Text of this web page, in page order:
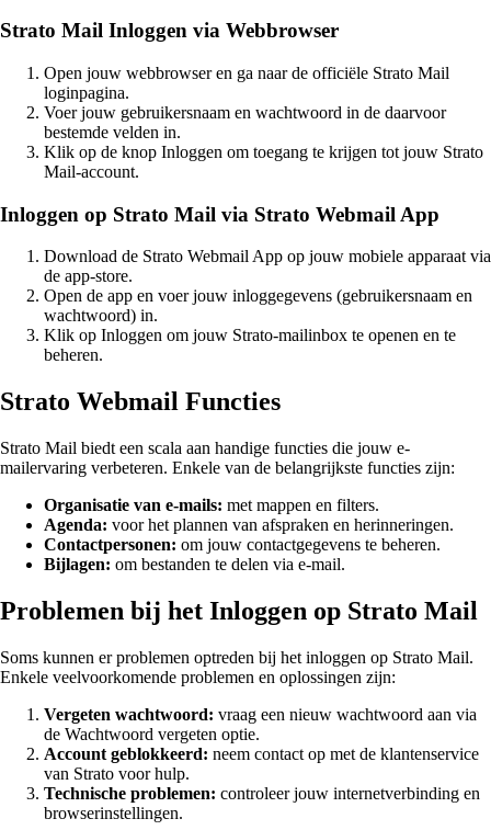
Strato Mail Inloggen via Webbrowser
Open jouw webbrowser en ga naar de officiële Strato Mail
loginpagina.
Voer jouw gebruikersnaam en wachtwoord in de daarvoor
bestemde velden in.
Klik op de knop Inloggen om toegang te krijgen tot jouw Strato
Mail-account.
Inloggen op Strato Mail via Strato Webmail App
Download de Strato Webmail App op jouw mobiele apparaat via
de app-store.
Open de app en voer jouw inloggegevens (gebruikersnaam en
wachtwoord) in.
Klik op Inloggen om jouw Strato-mailinbox te openen en te
beheren.
Strato Webmail Functies
Strato Mail biedt een scala aan handige functies die jouw e-
mailervaring verbeteren. Enkele van de belangrijkste functies zijn:
Organisatie van e-mails: met mappen en filters.
Agenda: voor het plannen van afspraken en herinneringen.
Contactpersonen: om jouw contactgegevens te beheren.
Bijlagen: om bestanden te delen via e-mail.
Problemen bij het Inloggen op Strato Mail
Soms kunnen er problemen optreden bij het inloggen op Strato Mail.
Enkele veelvoorkomende problemen en oplossingen zijn:
Vergeten wachtwoord: vraag een nieuw wachtwoord aan via
de Wachtwoord vergeten optie.
Account geblokkeerd: neem contact op met de klantenservice
van Strato voor hulp.
Technische problemen: controleer jouw internetverbinding en
browserinstellingen.